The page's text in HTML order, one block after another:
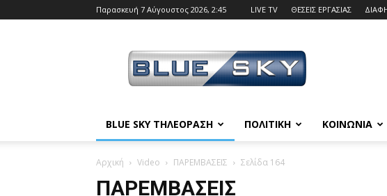
Παρασκευή 7 Αύγουστος 2026, 2:45 LIVE TV ΘΕΣΕΙΣ ΕΡΓΑΣΙΑΣ
SKY
BLUE SKY ΤΗΛΕΟΡΑΣΗ ΠΟΛΙΤΙΚΗ ΚΟΙΝΩΝΙΑ
Αρχική Video ΠΑΡΕΜΒΑΣΕΙΣ Σελίδα 164
ΠΑΡΕΜΒΑΣΕΙΣ